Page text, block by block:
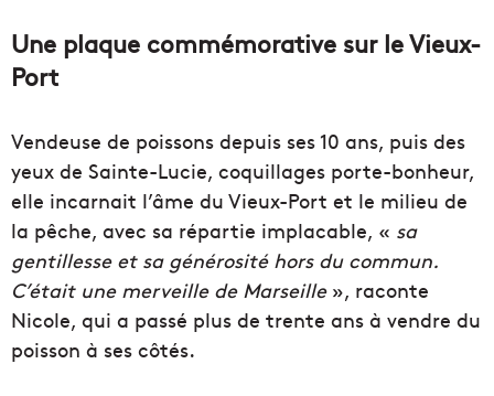
Une plaque commémorative sur le Vieux-
Port
Vendeuse de poissons depuis ses 10 ans, puis des
yeux de Sainte-Lucie, coquillages porte-bonheur,
elle incarnait l’âme du Vieux-Port et le milieu de
la pêche, avec sa répartie implacable, « sa
gentillesse et sa générosité hors du commun.
C’était une merveille de Marseille », raconte
Nicole, qui a passé plus de trente ans à vendre du
poisson à ses côtés.